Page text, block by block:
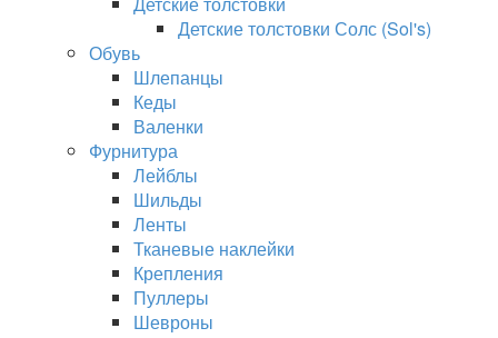
Детские толстовки Солс (Sol's)
Обувь
Шлепанцы
Кеды
Валенки
Фурнитура
Лейблы
Шильды
Ленты
Тканевые наклейки
Крепления
Пуллеры
Шевроны